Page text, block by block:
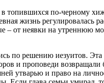
в топившихся по-черному
жизнь регулировалась
– от неявки на утреннюю
по решению иезуитов. Эта
и проповеди возвращали
утварью и право на